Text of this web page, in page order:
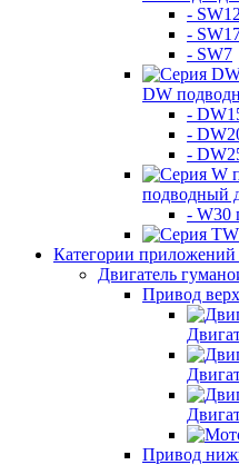
- SW12
-
- SW7
DW
-
-
-
подводный
- W30
Категории приложений
Двигатель
Привод
Привод